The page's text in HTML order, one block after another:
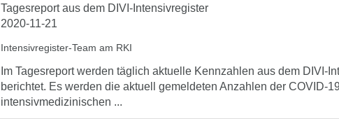
Tagesreport aus dem DIVI-Intensivregister
2020-11-21
Intensivregister-Team am RKI
Im Tagesreport werden täglich aktuelle Kennzahlen aus dem DIVI-
berichtet. Es werden die aktuell gemeldeten Anzahlen der COVID-
intensivmedizinischen ...